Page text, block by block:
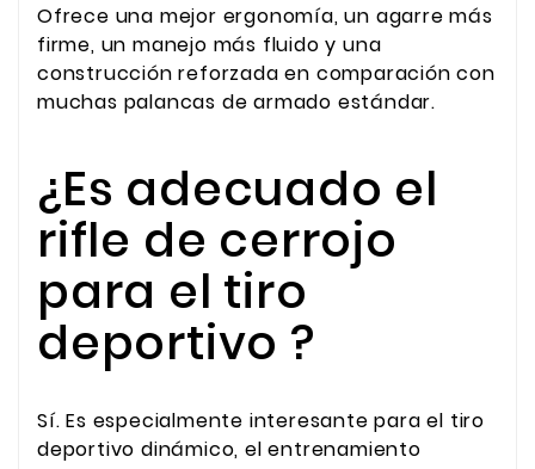
Ofrece una mejor ergonomía, un agarre más
firme, un manejo más fluido y una
construcción reforzada en comparación con
muchas palancas de armado estándar.
¿Es adecuado el
rifle de cerrojo
para el tiro
deportivo ?
Sí. Es especialmente interesante para el tiro
deportivo dinámico, el entrenamiento